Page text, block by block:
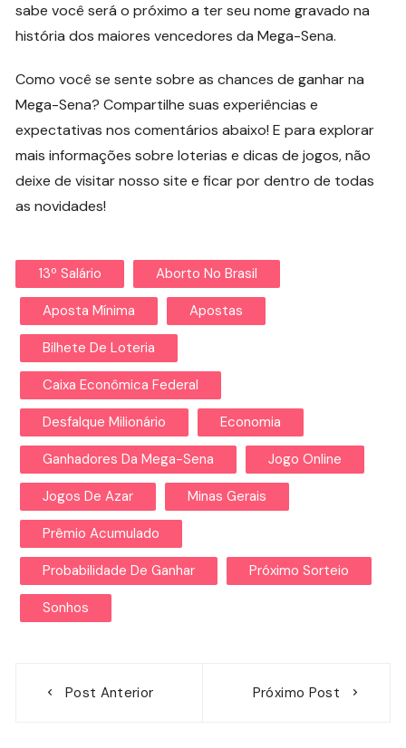
sabe você será o próximo a ter seu nome gravado na
história dos maiores vencedores da Mega-Sena.
Como você se sente sobre as chances de ganhar na
Mega-Sena? Compartilhe suas experiências e
expectativas nos comentários abaixo! E para explorar
mais informações sobre loterias e dicas de jogos, não
deixe de visitar nosso site e ficar por dentro de todas
as novidades!
13º Salário Aborto No Brasil
Aposta Mínima Apostas
Bilhete De Loteria
Caixa Econômica Federal
Desfalque Milionário Economia
Ganhadores Da Mega-Sena Jogo Online
Jogos De Azar Minas Gerais
Prêmio Acumulado
Probabilidade De Ganhar Próximo Sorteio
Sonhos
Post Anterior Próximo Post